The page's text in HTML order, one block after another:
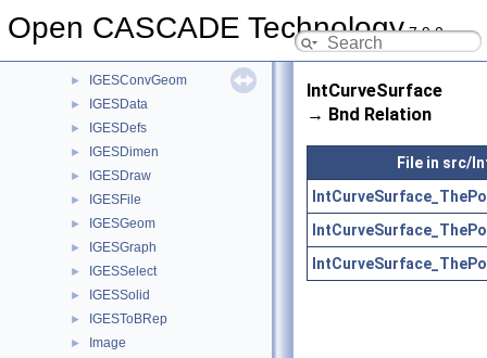
Open CASCADE Technology7.9.0
IGESCAFControl
► IGESConvGeom
► IGESData
► IGESDefs
► IGESDimen
► IGESDraw
► IGESFile
► IGESGeom
► IGESGraph
► IGESSelect
► IGESSolid
► IGESToBRep
► Image
IntCurveSurface
→ Bnd Relation
File in src/